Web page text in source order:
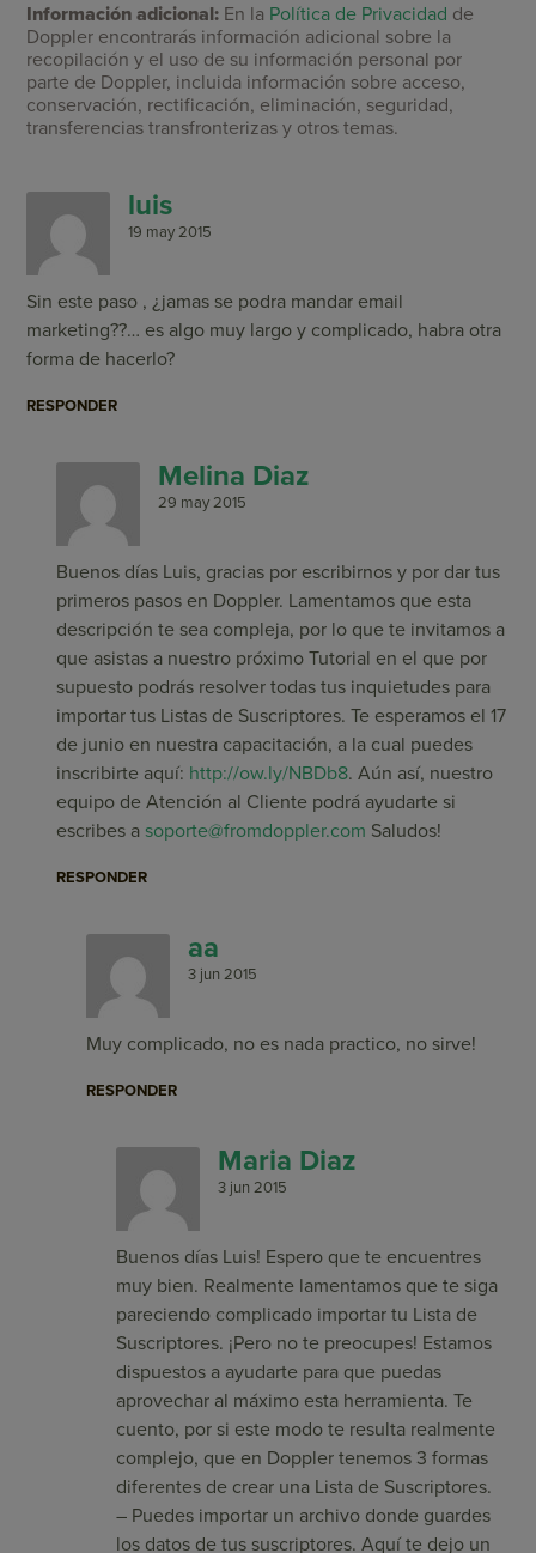
Información adicional: En la Política de Privacidad de
Doppler encontrarás información adicional sobre la
recopilación y el uso de su información personal por
parte de Doppler, incluida información sobre acceso,
conservación, rectificación, eliminación, seguridad,
transferencias transfronterizas y otros temas.
luis
19 may 2015
Sin este paso , ¿jamas se podra mandar email
marketing??… es algo muy largo y complicado, habra otra
forma de hacerlo?
RESPONDER
Melina Diaz
29 may 2015
Buenos días Luis, gracias por escribirnos y por dar tus
primeros pasos en Doppler. Lamentamos que esta
descripción te sea compleja, por lo que te invitamos a
que asistas a nuestro próximo Tutorial en el que por
supuesto podrás resolver todas tus inquietudes para
importar tus Listas de Suscriptores. Te esperamos el 17
de junio en nuestra capacitación, a la cual puedes
inscribirte aquí: http://ow.ly/NBDb8. Aún así, nuestro
equipo de Atención al Cliente podrá ayudarte si
escribes a soporte@fromdoppler.com Saludos!
RESPONDER
aa
3 jun 2015
Muy complicado, no es nada practico, no sirve!
RESPONDER
Maria Diaz
3 jun 2015
Buenos días Luis! Espero que te encuentres
muy bien. Realmente lamentamos que te siga
pareciendo complicado importar tu Lista de
Suscriptores. ¡Pero no te preocupes! Estamos
dispuestos a ayudarte para que puedas
aprovechar al máximo esta herramienta. Te
cuento, por si este modo te resulta realmente
complejo, que en Doppler tenemos 3 formas
diferentes de crear una Lista de Suscriptores.
– Puedes importar un archivo donde guardes
los datos de tus suscriptores. Aquí te dejo un